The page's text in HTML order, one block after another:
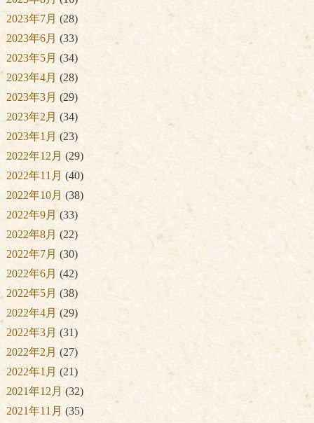
2023年7月 (28)
2023年6月 (33)
2023年5月 (34)
2023年4月 (28)
2023年3月 (29)
2023年2月 (34)
2023年1月 (23)
2022年12月 (29)
2022年11月 (40)
2022年10月 (38)
2022年9月(33)
2022年8月 (22)
2022年7月 (30)
2022年6月 (42)
2022年5月 (38)
2022年4月 (29)
2022年3月 (31)
2022年2月 (27)
2022年1月 (21)
2021年12月 (32)
2021年11月 (35)